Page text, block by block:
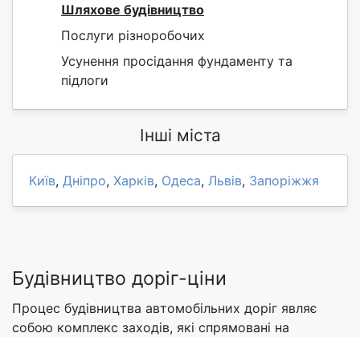
Шляхове будівництво
Послуги різноробочих
Усунення просідання фундаменту та
підлоги
Інші міста
Київ, Дніпро, Харків, Одеса, Львів, Запоріжжя
Будівництво доріг-ціни
Процес будівництва автомобільних доріг являє
собою комплекс заходів, які спрямовані на